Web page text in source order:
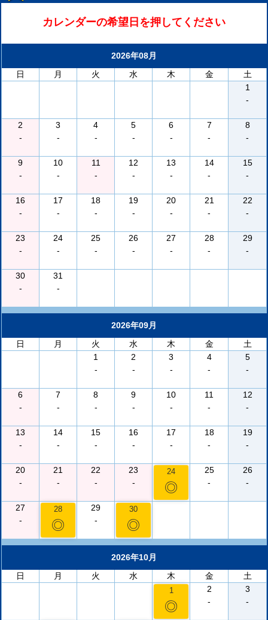
カレンダーの希望日を押してください
2026年08月
日
月 火 水 木 金
土
1
-
2
-
3
-
4
-
5
-
6
-
7
-
8
-
9
-
10
-
11
-
12
-
13
-
14
-
15
-
16
-
17
-
18
-
19
-
20
-
21
-
22
-
23
-
24
-
25
-
26
-
27
-
28
-
29
-
30
-
31
-
2026年09月
日
月 火 水 木 金
土
1
-
2
-
3
-
4
-
5
-
6
-
7
-
8
-
9
-
10
-
11
-
12
-
13
-
14
-
15
-
16
-
17
-
18
-
19
-
20
-
21
-
22
-
23
-
24
◎
25
-
26
-
27
-
28
◎
29
-
30
◎
2026年10月
日
月 火 水 木 金 土
1
◎
2
-
3
-